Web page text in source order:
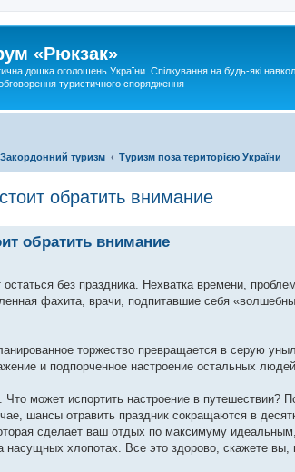
«Рюкзак»
дошка оголошень України. Спілкування на будь-які
туристичного спорядження
Закордонний туризм Туризм поза територією України
обратить внимание
обратить внимание
без праздника. Нехватка времени,
фахита, врачи, подпитавшие себя
торжество превращается в серую
и подпорченное настроение остальных
Что может испортить настроение в
шансы отравить праздник сокращаются в
сделает ваш отдых по максимуму
хлопотах. Все это здорово, скажете вы,